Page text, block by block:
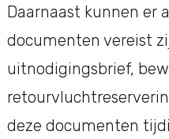
Daarnaast kunnen er
documenten vereist
uitnodigingsbrief,
deze documenten